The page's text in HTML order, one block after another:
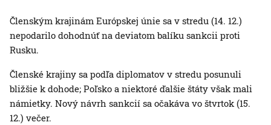
Členským krajinám Európskej únie sa v stredu (14. 12.)
nepodarilo dohodnúť na deviatom balíku sankcii proti
Rusku.
Členské krajiny sa podľa diplomatov v stredu posunuli
bližšie k dohode; Poľsko a niektoré ďalšie štáty však mali
námietky. Nový návrh sankcií sa očakáva vo štvrtok (15.
12.) večer.